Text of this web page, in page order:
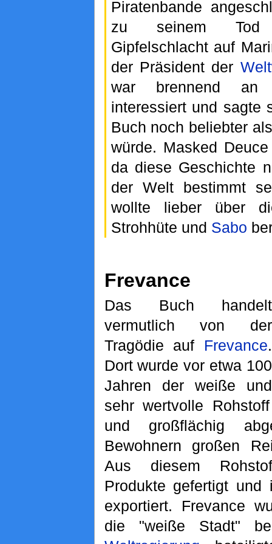
Piratenbande
zu seinem Tod
Gipfelschlacht auf
der Präsident der
war brennend an
interessiert und sagte
Buch noch beliebter
würde. Masked
da diese Geschichte
der Welt bestimmt
wollte lieber über
Strohhüte und Sabo
Frevance
Das Buch handelt
vermutlich von der
Tragödie auf Frevance.
Dort wurde vor etwa 100
Jahren der weiße und
sehr wertvolle
und großflächig
Bewohnern großen
Aus diesem
Produkte gefertigt
exportiert. Frevance
die "weiße Stadt"